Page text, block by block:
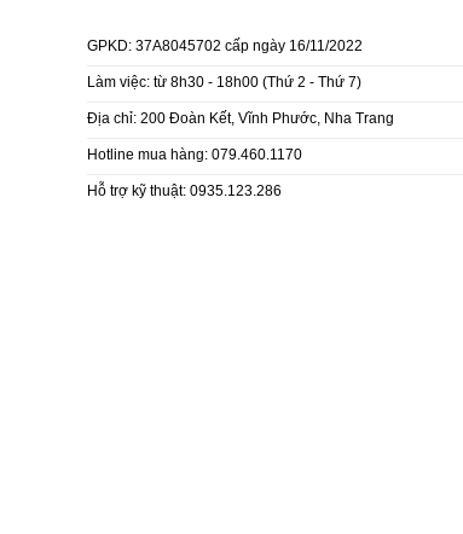
GPKD: 37A8045702 cấp ngày 16/11/2022
Làm việc: từ 8h30 - 18h00 (Thứ 2 - Thứ 7)
Địa chỉ: 200 Đoàn Kết, Vĩnh Phước, Nha Trang
Hotline mua hàng: 079.460.1170
Hỗ trợ kỹ thuật: 0935.123.286